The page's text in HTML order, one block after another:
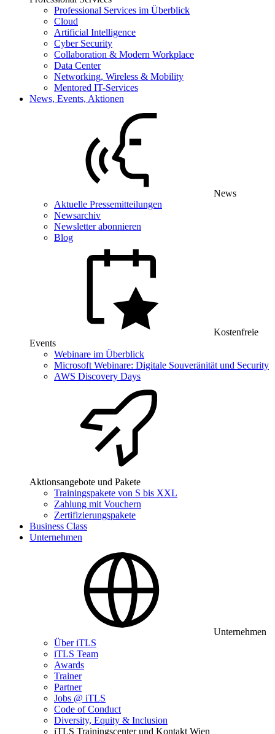
Professional Services im Überblick
Cloud
Artificial Intelligence
Cyber Security
Collaboration & Modern Workplace
Data Center
Networking, Wireless & Mobility
Mentored IT-Services
News, Events, Aktionen
News
Aktuelle Pressemitteilungen
Newsarchiv
Newsletter abonnieren
Blog
Kostenfreie
Events
Webinare im Überblick
Microsoft Webinare: Digitale Souveränität und Security
AWS Discovery Days
Aktionsangebote und Pakete
Trainingspakete von S bis XXL
Zahlung mit Vouchern
Zertifizierungspakete
Business Class
Unternehmen
Unternehmen
Über iTLS
iTLS Team
Awards
Trainer
Partner
Jobs @ iTLS
Code of Conduct
Diversity, Equity & Inclusion
iTLS Trainingscenter und Kontakt Wien